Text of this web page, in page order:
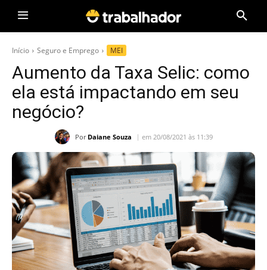
Início Seguro e Emprego MEI
Aumento da Taxa Selic: como
ela está impactando em seu
negócio?
Por Daiane Souza em 20/08/2021 às 11:39